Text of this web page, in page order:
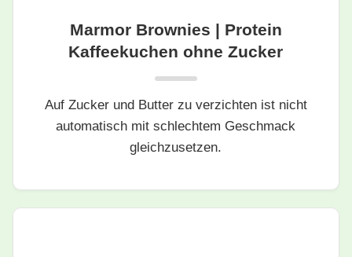
Marmor Brownies | Protein
Kaffeekuchen ohne Zucker
Auf Zucker und Butter zu verzichten ist nicht
automatisch mit schlechtem Geschmack
gleichzusetzen.